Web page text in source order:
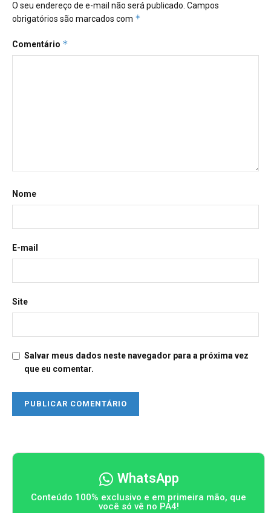
O seu endereço de e-mail não será publicado. Campos
obrigatórios são marcados com *
Comentário *
Nome
E-mail
Site
Salvar meus dados neste navegador para a próxima vez
que eu comentar.
WhatsApp
Conteúdo 100% exclusivo e em primeira mão, que
você só vê no PA4!